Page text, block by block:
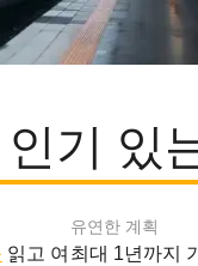
기 있
읽고 여
유연한 계획
최대 1년까지